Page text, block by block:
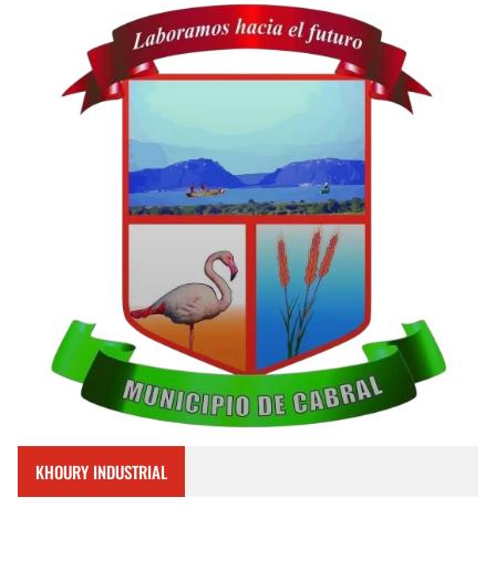
KHOURY INDUSTRIAL